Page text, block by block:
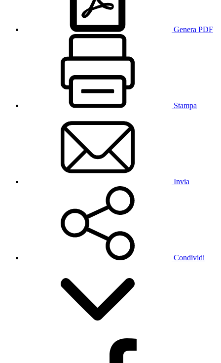
Genera PDF
Stampa
Invia
Condividi